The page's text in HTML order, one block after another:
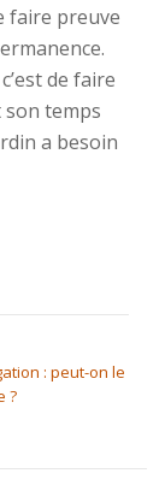
faire preuve
de faire
temps
a besoin
: peut-on le
?